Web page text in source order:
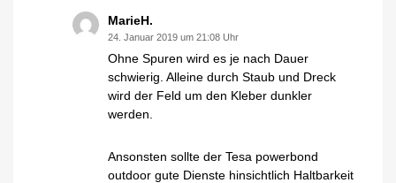
MarieH.
24. Januar 2019 um 21:08 Uhr
Ohne Spuren wird es je nach Dauer
schwierig. Alleine durch Staub und Dreck
wird der Feld um den Kleber dunkler
werden.
Ansonsten sollte der Tesa powerbond
outdoor gute Dienste hinsichtlich Haltbarkeit